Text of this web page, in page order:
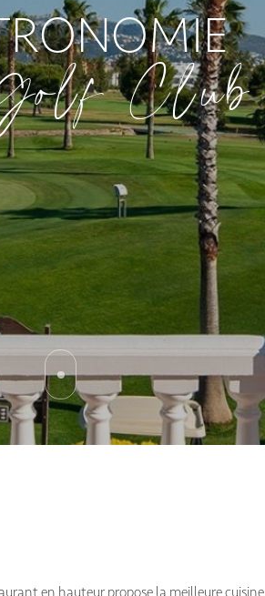
Club
en hauteur propose la meilleure